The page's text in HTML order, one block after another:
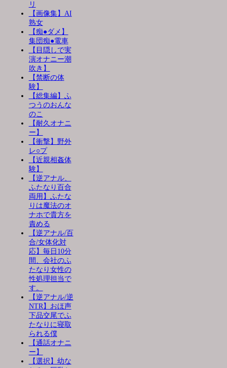
リ
【画像集】AI
熟女
【痴●ダメ】
集団痴●電車
【目隠しで実
演オナニー潮
吹き】
【禁断の体
験】
【総集編】ふ
つうのおんな
のこ
【耐久オナニ
ー】
【衝撃】野外
レ○プ
【近親相姦体
験】
【逆アナル、
ふたなり百合
両用】ふたな
りは魔法のオ
ナホで貴方を
責める
【逆アナル/百
合/女体化対
応】毎日10分
間、会社のふ
たなり女性の
性処理担当で
す。
【逆アナル/逆
NTR】おほ声
下品交尾でふ
たなりに寝取
られる僕
【通話オナニ
ー】
【選択】幼な